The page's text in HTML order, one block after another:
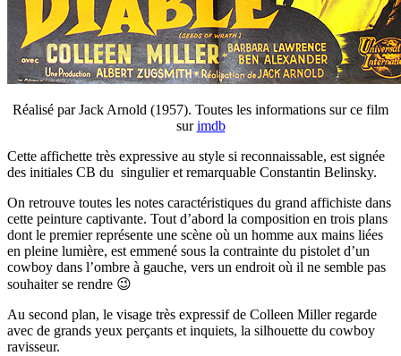
Réalisé par Jack Arnold (1957). Toutes les informations sur ce film
surimdb
Cette affichette très expressive au style si reconnaissable, est signée
des initiales CB du singulier et remarquable Constantin Belinsky.
On retrouve toutes les notes caractéristiques du grand affichiste dans
cette peinture captivante. Tout d’abord la composition en trois plans
dont le premier représente une scène où un homme aux mains liées
en pleine lumière, est emmené sous la contrainte du pistolet d’un
cowboy dans l’ombre à gauche, vers un endroit où il ne semble pas
souhaiter se rendre 😉
Au second plan, le visage très expressif de Colleen Miller regarde
avec de grands yeux perçants et inquiets, la silhouette du cowboy
ravisseur.